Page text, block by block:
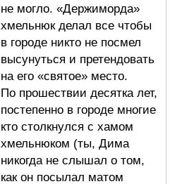
не могло. «Держиморда»
хмельнюк делал все чтобы
в городе никто не посмел
высунуться и претендовать
на его «святое» место.
По прошествии десятка лет,
постепенно в городе многие
кто столкнулся с хамом
хмельнюком (ты, Дима
никогда не слышал о том,
как он посылал матом